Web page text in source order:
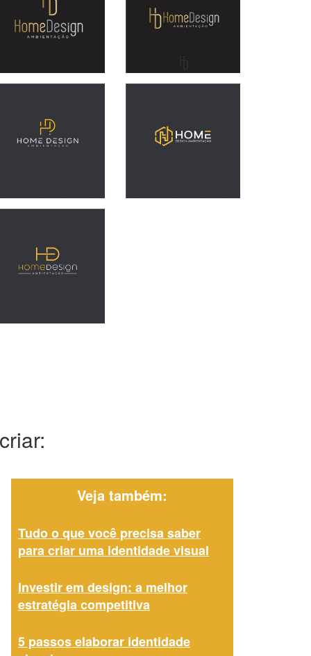
Veja também:
Tudo o que você precisa saber
para criar uma identidade visual
Investir em design: a melhor
estratégia competitiva
5 passos elaborar identidade